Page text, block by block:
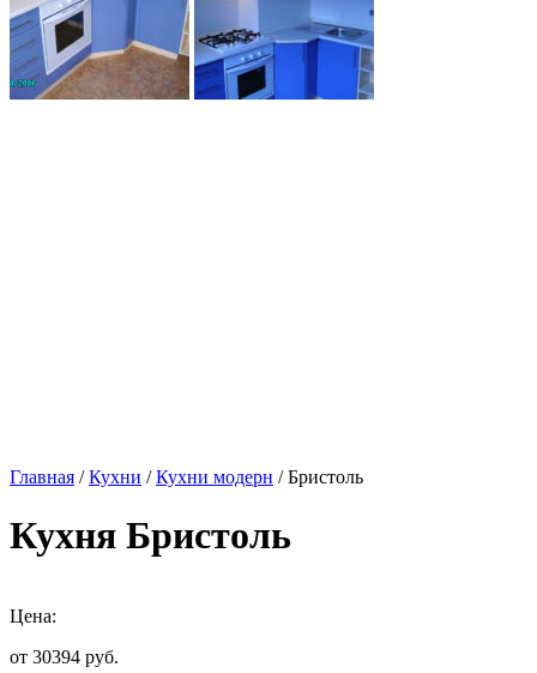
Главная /Кухни /Кухни модерн / Бристоль
Кухня Бристоль
Цена:
от 30394 руб.